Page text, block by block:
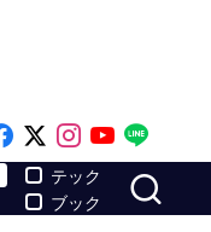
Like on Facebook
Follow on x
Follow on
Follow
テック
ブック